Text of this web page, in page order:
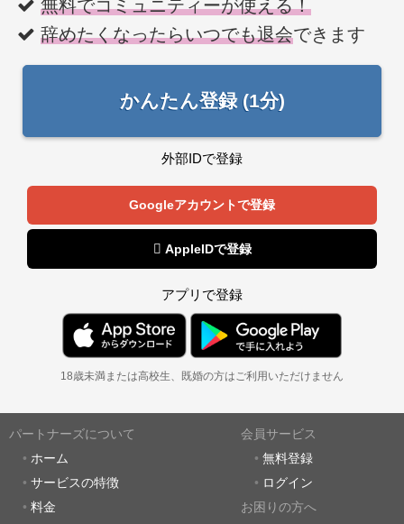
無料でコミュニティーが使える！
辞めたくなったらいつでも退会できます
かんたん登録 (1分)
外部IDで登録
Googleアカウントで登録
 AppleIDで登録
アプリで登録
18歳未満または高校生、既婚の方はご利用いただけません
パートナーズについて
ホーム
サービスの特徴
料金
会員サービス
無料登録
ログイン
お困りの方へ